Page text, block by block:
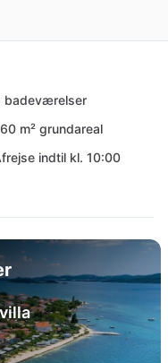
badeværelser
m² grundareal
indtil kl. 10:00